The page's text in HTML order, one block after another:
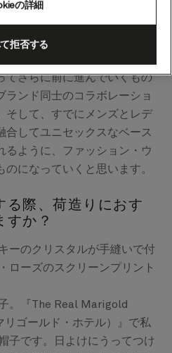
感染症以降、英国の
どのようになると思
てさらに前に進んでいくもの
ランド同士のコラボレーショ
そして、すでにメンズとレデ
合してユニセックスなベース
るように、ファッション・ウ
のになっていくと思います。
る際、荷造りにおす
か？
ーのクリスタルが手縫いで付
ローズのスクリーンプリント
。『The Real Marigold
ゴールド・ホテル）』で私
子です。日よけにうってつけ
の詳細
拒否する